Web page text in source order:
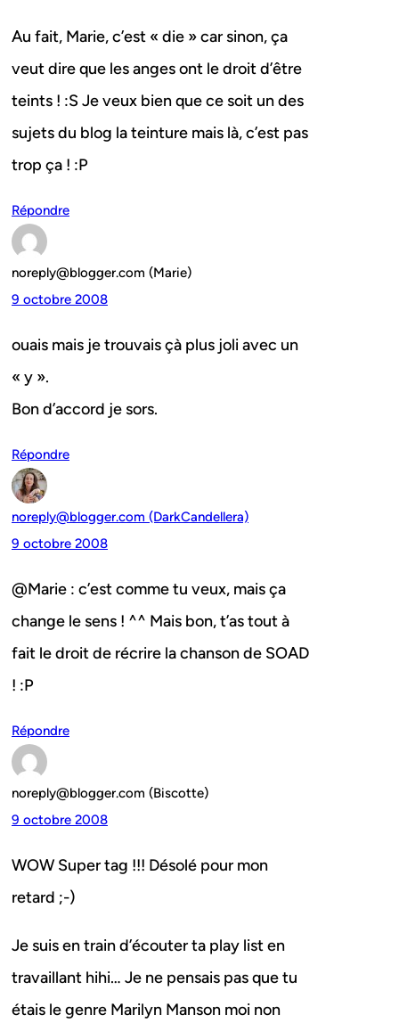
Au fait, Marie, c’est « die » car sinon, ça
veut dire que les anges ont le droit d’être
teints ! :S Je veux bien que ce soit un des
sujets du blog la teinture mais là, c’est pas
trop ça ! :P
Répondre
noreply@blogger.com (Marie)
9 octobre 2008
ouais mais je trouvais çà plus joli avec un
« y ».
Bon d’accord je sors.
Répondre
noreply@blogger.com (DarkCandellera)
9 octobre 2008
@Marie : c’est comme tu veux, mais ça
change le sens ! ^^ Mais bon, t’as tout à
fait le droit de récrire la chanson de SOAD
! :P
Répondre
noreply@blogger.com (Biscotte)
9 octobre 2008
WOW Super tag !!! Désolé pour mon
retard ;-)
Je suis en train d’écouter ta play list en
travaillant hihi… Je ne pensais pas que tu
étais le genre Marilyn Manson moi non